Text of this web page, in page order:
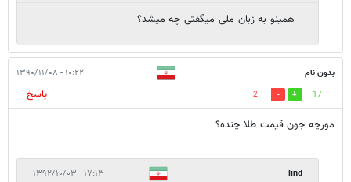
همینو به زبان ملی میگفتی چه میشد؟
بدون نام ۱۰:۲۲ - ۱۳۹۰/۱۱/۰۸
17
2
پاسخ
مورچه جون قیمت طلا چنده؟
lind ۱۷:۱۳ - ۱۳۹۲/۱۰/۰۳